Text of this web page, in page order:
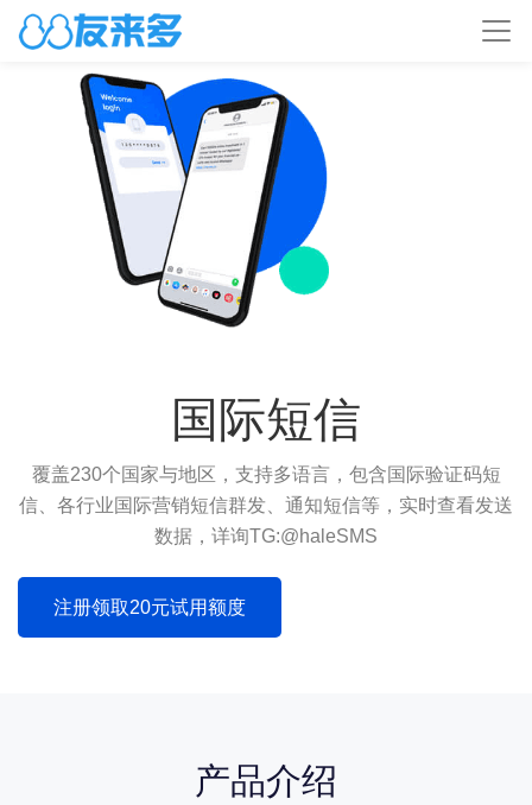
国际短信
覆盖230个国家与地区，支持多语言，包含国际验证码短
信、各行业国际营销短信群发、通知短信等，实时查看发送
数据，详询TG:@haleSMS
注册领取20元试用额度
产品介绍